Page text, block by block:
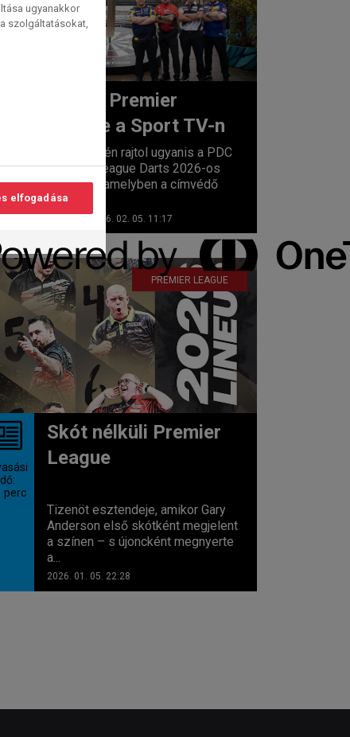
Indul a Premier
League a Sport TV-n
Február 5-én rajtol ugyanis a PDC
Premier League Darts 2026-os
szezonja, amelyben a címvédő
Luke...
2026. 02. 05. 11:17
PREMIER LEAGUE
perc
Skót nélküli Premier
League
Tizenöt esztendeje, amikor Gary
Anderson első skótként megjelent
a színen – s újoncként megnyerte
a...
2026. 01. 05. 22:28
ugyanakkor
szolgáltatásokat,
elfogadása